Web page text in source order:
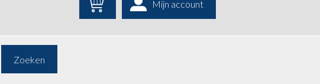
Mijn account
Zoeken